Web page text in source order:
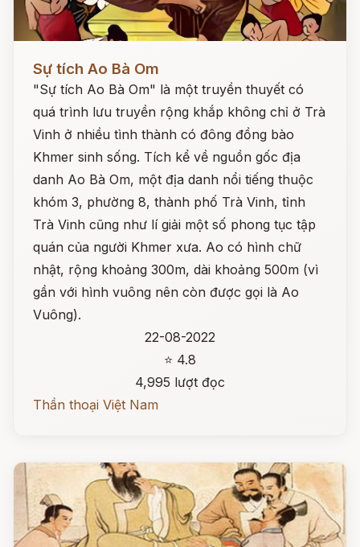
Sự tích Ao Bà Om
"Sự tích Ao Bà Om" là một truyền thuyết có
quá trình lưu truyền rộng khắp không chỉ ở Trà
Vinh ở nhiều tình thành có đông đồng bào
Khmer sinh sống. Tích kể về nguồn gốc địa
danh Ao Bà Om, một địa danh nổi tiếng thuộc
khóm 3, phường 8, thành phố Trà Vinh, tỉnh
Trà Vinh cũng như lí giải một số phong tục tập
quán của người Khmer xưa. Ao có hình chữ
nhật, rộng khoảng 300m, dài khoảng 500m (vì
gần với hình vuông nên còn được gọi là Ao
Vuông).
22-08-2022
⭐ 4.8
4,995 lượt đọc
Thần thoại Việt Nam